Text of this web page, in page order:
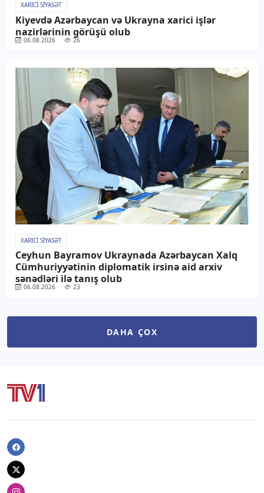
XARICI SIYASƏT
Kiyevdə Azərbaycan və Ukrayna xarici işlər
nazirlərinin görüşü olub
06.08.2026 26
XARICI SIYASƏT
Ceyhun Bayramov Ukraynada Azərbaycan Xalq
Cümhuriyyətinin diplomatik irsinə aid arxiv
sənədləri ilə tanış olub
06.08.2026 23
DAHA ÇOX
Facebook
Twitter